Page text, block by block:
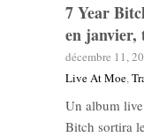
7 Year
en janvier,
décembre 11,
Live At Moe,
Un album
Bitch sortira